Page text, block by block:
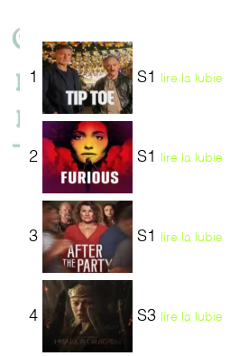
1 S1 lire la lubie
2 S1 lire la lubie
3 S1 lire la lubie
4 S3 lire la lubie